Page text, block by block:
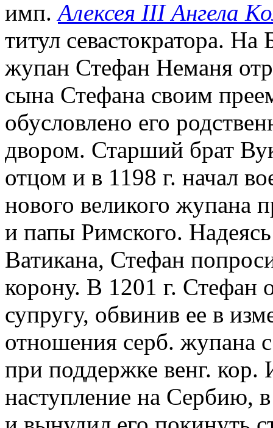
имп.Алексея III Ангела
титул севастократора.
жупан Стефан Неманя
сына Стефана своим
обусловлено его
двором. Старший брат
отцом и в 1198 г. начал
нового великого жупана
и папы Римского.
Ватикана, Стефан
корону. В 1201 г. Стефан
супругу, обвинив ее в
отношения серб. жупана
при поддержке венг.
наступление на Сербию,